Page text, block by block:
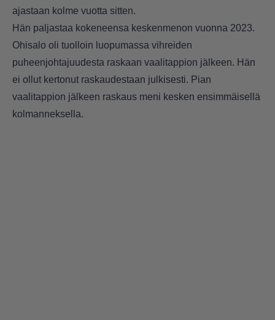
ajastaan kolme vuotta sitten.
Hän paljastaa kokeneensa keskenmenon vuonna 2023.
Ohisalo oli tuolloin luopumassa vihreiden
puheenjohtajuudesta raskaan vaalitappion jälkeen. Hän
ei ollut kertonut raskaudestaan julkisesti. Pian
vaalitappion jälkeen raskaus meni kesken ensimmäisellä
kolmanneksella.